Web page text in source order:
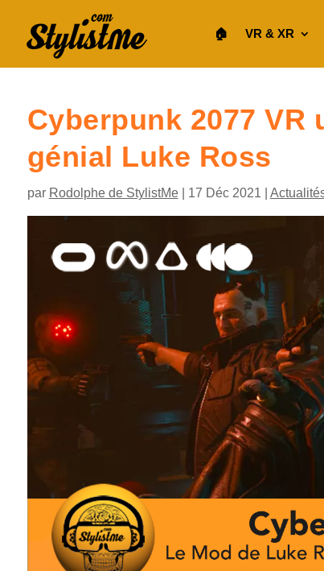
🏠︎ VR & XR
Cyberpunk 2077 VR
génial Luke Ross
par Rodolphe de StylistMe| 17 Déc 2021